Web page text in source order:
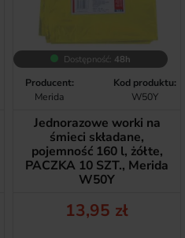
Dostępność: 48h
Producent:
Merida
Kod produktu:
W50Y
Jednorazowe worki na
śmieci składane,
pojemność 160 l, żółte,
PACZKA 10 SZT., Merida
W50Y
Cena
13,95 zł